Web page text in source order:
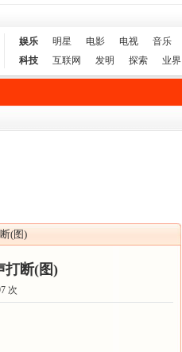
娱乐 明星 电影 电视 音乐
科技
互联网 发明 探索 业界
(图)
打断(图)
次